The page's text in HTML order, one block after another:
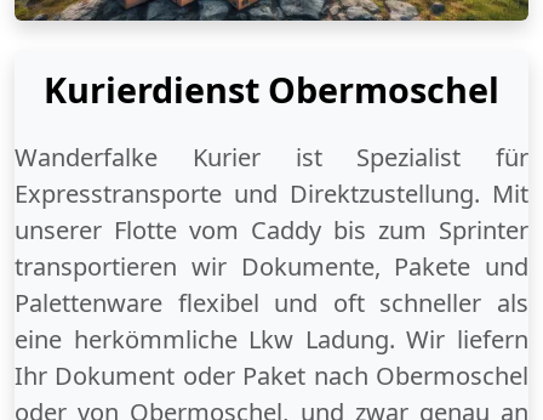
Kurierdienst Obermoschel
Wanderfalke Kurier ist Spezialist für
Expresstransporte und Direktzustellung. Mit
unserer Flotte vom Caddy bis zum Sprinter
transportieren wir Dokumente, Pakete und
Palettenware flexibel und oft schneller als
eine herkömmliche Lkw Ladung. Wir liefern
Ihr Dokument oder Paket nach Obermoschel
odervon Obermoschel, und zwar genau an